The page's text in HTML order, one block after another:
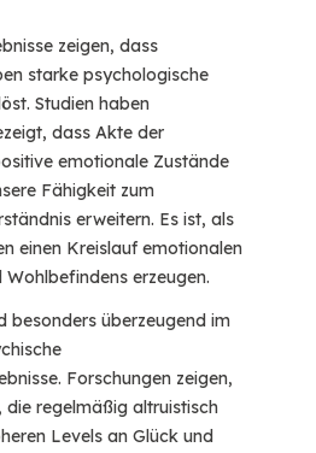
zeigen, dass
starke psychologische
Studien haben
dass Akte der
emotionale Zustände
Fähigkeit zum
erweitern. Es ist, als
einen Kreislauf emotionalen
erzeugen.
besonders überzeugend im
Forschungen zeigen,
die regelmäßig altruistisch
Levels an Glück und